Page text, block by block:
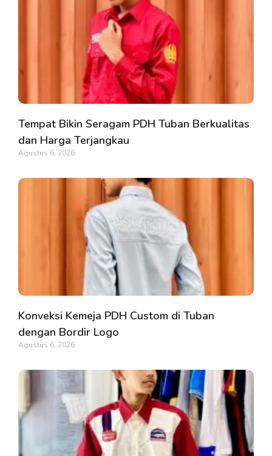
Tempat Bikin Seragam PDH Tuban Berkualitas
dan Harga Terjangkau
Agustus 6, 2026
Konveksi Kemeja PDH Custom di Tuban
dengan Bordir Logo
Agustus 6, 2026